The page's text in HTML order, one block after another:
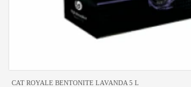
CAT ROYALE BENTONITE LAVANDA 5 L